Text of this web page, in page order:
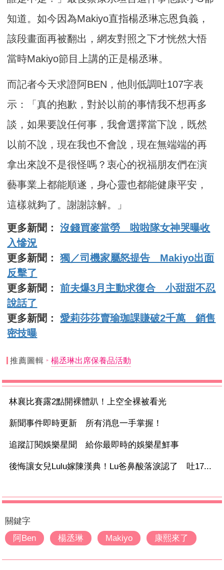
知道。如今因為Makiyo直指楊丞琳忘恩負義，
該段畫面再被翻出，網友對照之下才恍然大悟
當時Makiyo節目上講的正是楊丞琳。
而記者今天求證阿BEN，他則低調吐107字表
示：「真的抱歉，對於以前的事情我不想再多
談，如果要說任何事，我會選擇當下說，既然
以前不說，現在我也不會說，現在無端端的再
拿出來說不是很怪嗎？衷心的祝福朋友們在演
藝事業上都能順遂，身心靈也都能健康平安，
這樣就夠了。謝謝諒解。」
更多新聞：沒錢買麥當勞 啦啦隊女神哭曝收
入慘況
更多新聞：獨／司機家屬怒提告 Makiyo出面
反擊了
更多新聞：前夫爆3月主動求復合 小甜甜不忍
說話了
更多新聞：愛莉莎莎賣瑜珈課賺破2千萬 銷售
密技曝
推薦圖輯 楊丞琳出席保養品活動
林襄比賽露2點開裸體趴！上空全裸被看光
新聞事件即時更新 所有消息一手掌握！
追蹤訂閱娛樂星聞 給你最即時的娛樂星鮮事
後悔讓女兒Lulu嫁陳漢典！Lu爸鼻酸落淚認了 吐17...
關鍵字
阿Ben
楊丞琳 Makiyo 康熙來了